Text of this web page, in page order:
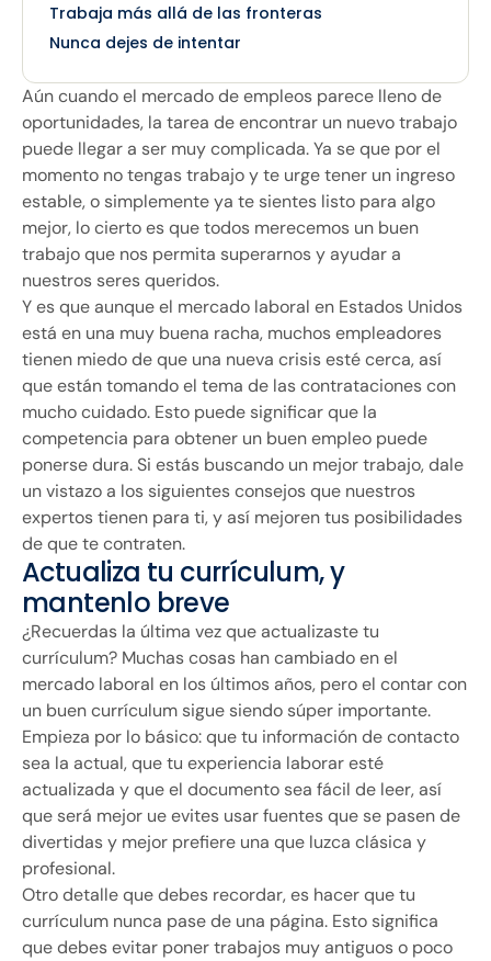
Trabaja más allá de las fronteras
Nunca dejes de intentar
Aún cuando el mercado de empleos parece lleno de
oportunidades, la tarea de encontrar un nuevo trabajo
puede llegar a ser muy complicada. Ya se que por el
momento no tengas trabajo y te urge tener un ingreso
estable, o simplemente ya te sientes listo para algo
mejor, lo cierto es que todos merecemos un buen
trabajo que nos permita superarnos y ayudar a
nuestros seres queridos.
Y es que aunque el mercado laboral en Estados Unidos
está en una muy buena racha, muchos empleadores
tienen miedo de que una nueva crisis esté cerca, así
que están tomando el tema de las contrataciones con
mucho cuidado. Esto puede significar que la
competencia para obtener un buen empleo puede
ponerse dura. Si estás buscando un mejor trabajo, dale
un vistazo a los siguientes consejos que nuestros
expertos tienen para ti, y así mejoren tus posibilidades
de que te contraten.
Actualiza tu currículum, y
mantenlo breve
¿Recuerdas la última vez que actualizaste tu
currículum? Muchas cosas han cambiado en el
mercado laboral en los últimos años, pero el contar con
un buen currículum sigue siendo súper importante.
Empieza por lo básico: que tu información de contacto
sea la actual, que tu experiencia laborar esté
actualizada y que el documento sea fácil de leer, así
que será mejor ue evites usar fuentes que se pasen de
divertidas y mejor prefiere una que luzca clásica y
profesional.
Otro detalle que debes recordar, es hacer que tu
currículum nunca pase de una página. Esto significa
que debes evitar poner trabajos muy antiguos o poco